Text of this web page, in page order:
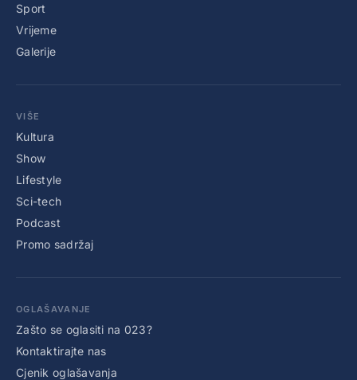
Sport
Vrijeme
Galerije
VIŠE
Kultura
Show
Lifestyle
Sci-tech
Podcast
Promo sadržaj
OGLAŠAVANJE
Zašto se oglasiti na 023?
Kontaktirajte nas
Cjenik oglašavanja